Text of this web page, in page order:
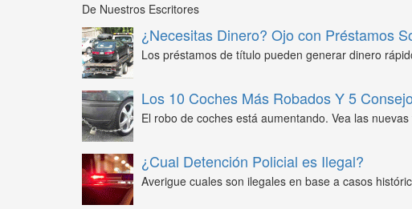
De Nuestros Escritores
¿Necesitas Dinero? Ojo con Préstamos
Los préstamos de título pueden generar dinero
Los 10 Coches Más Robados Y 5
El robo de coches está aumentando. Vea las
¿Cual Detención Policial es Ilegal?
Averigue cuales son ilegales en base a casos